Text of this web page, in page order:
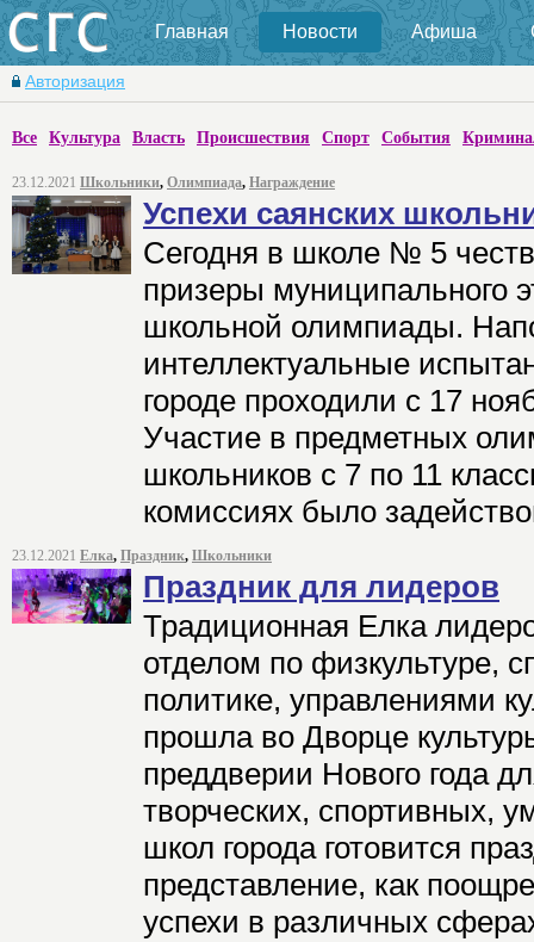
Главная Новости Афиша
Авторизация
Все Культура Власть Происшествия Спорт События
23.12.2021 Школьники, Олимпиада, Награждение
Успехи саянских
Сегодня в школе № 5
призеры муниципального
школьной олимпиады.
интеллектуальные
городе проходили с 17
Участие в предметных
школьников с 7 по 11
комиссиях было
23.12.2021 Елка, Праздник, Школьники
Праздник для лидеров
Традиционная Елка
отделом по физкультуре,
политике, управлениями
прошла во Дворце
преддверии Нового года
творческих, спортивных,
школ города готовится
представление, как
успехи в различных